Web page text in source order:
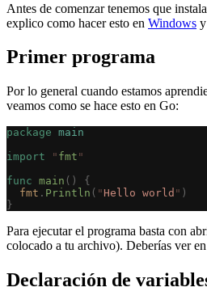
Antes de comenzar tenemos que
explico como hacer esto en Windows y
Primer programa
Por lo general cuando estamos
veamos como se hace esto en Go:
package main
import " fmt "
func main ()
{
  fmt
. Println ( " Hello world " )
}
Para ejecutar el programa basta con
colocado a tu archivo). Deberías ver
Declaración de